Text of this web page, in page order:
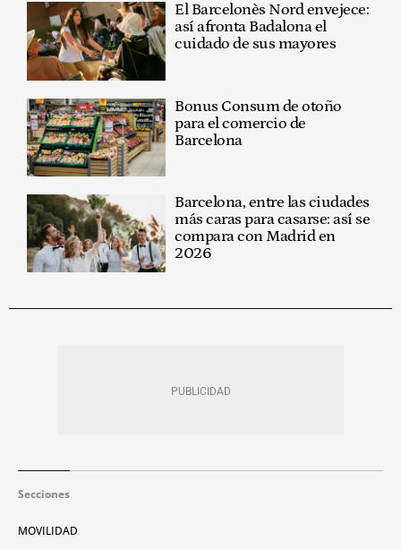
El Barcelonès Nord envejece:
así afronta Badalona el
cuidado de sus mayores
Bonus Consum de otoño
para el comercio de
Barcelona
Barcelona, entre las ciudades
más caras para casarse: así se
compara con Madrid en
2026
Secciones
MOVILIDAD